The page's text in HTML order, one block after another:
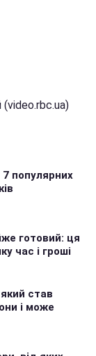
популярних
готовий: ця
час і гроші
став
і може